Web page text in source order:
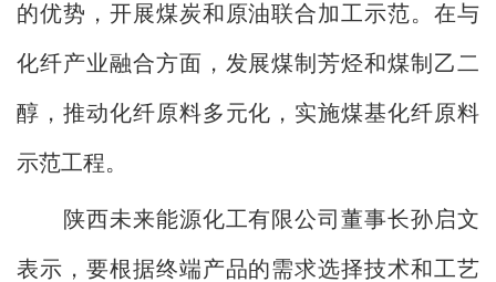
的优势，开展煤炭和原油联合加工示范。在与
化纤产业融合方面，发展煤制芳烃和煤制乙二
醇，推动化纤原料多元化，实施煤基化纤原料
示范工程。
陕西未来能源化工有限公司董事长孙启文
表示，要根据终端产品的需求选择技术和工艺